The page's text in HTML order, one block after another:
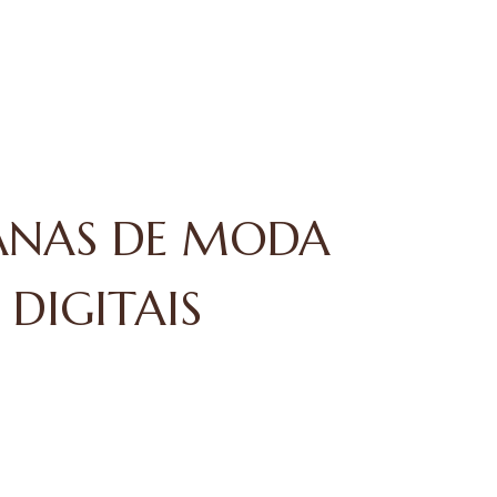
DE MODA
DIGITAIS